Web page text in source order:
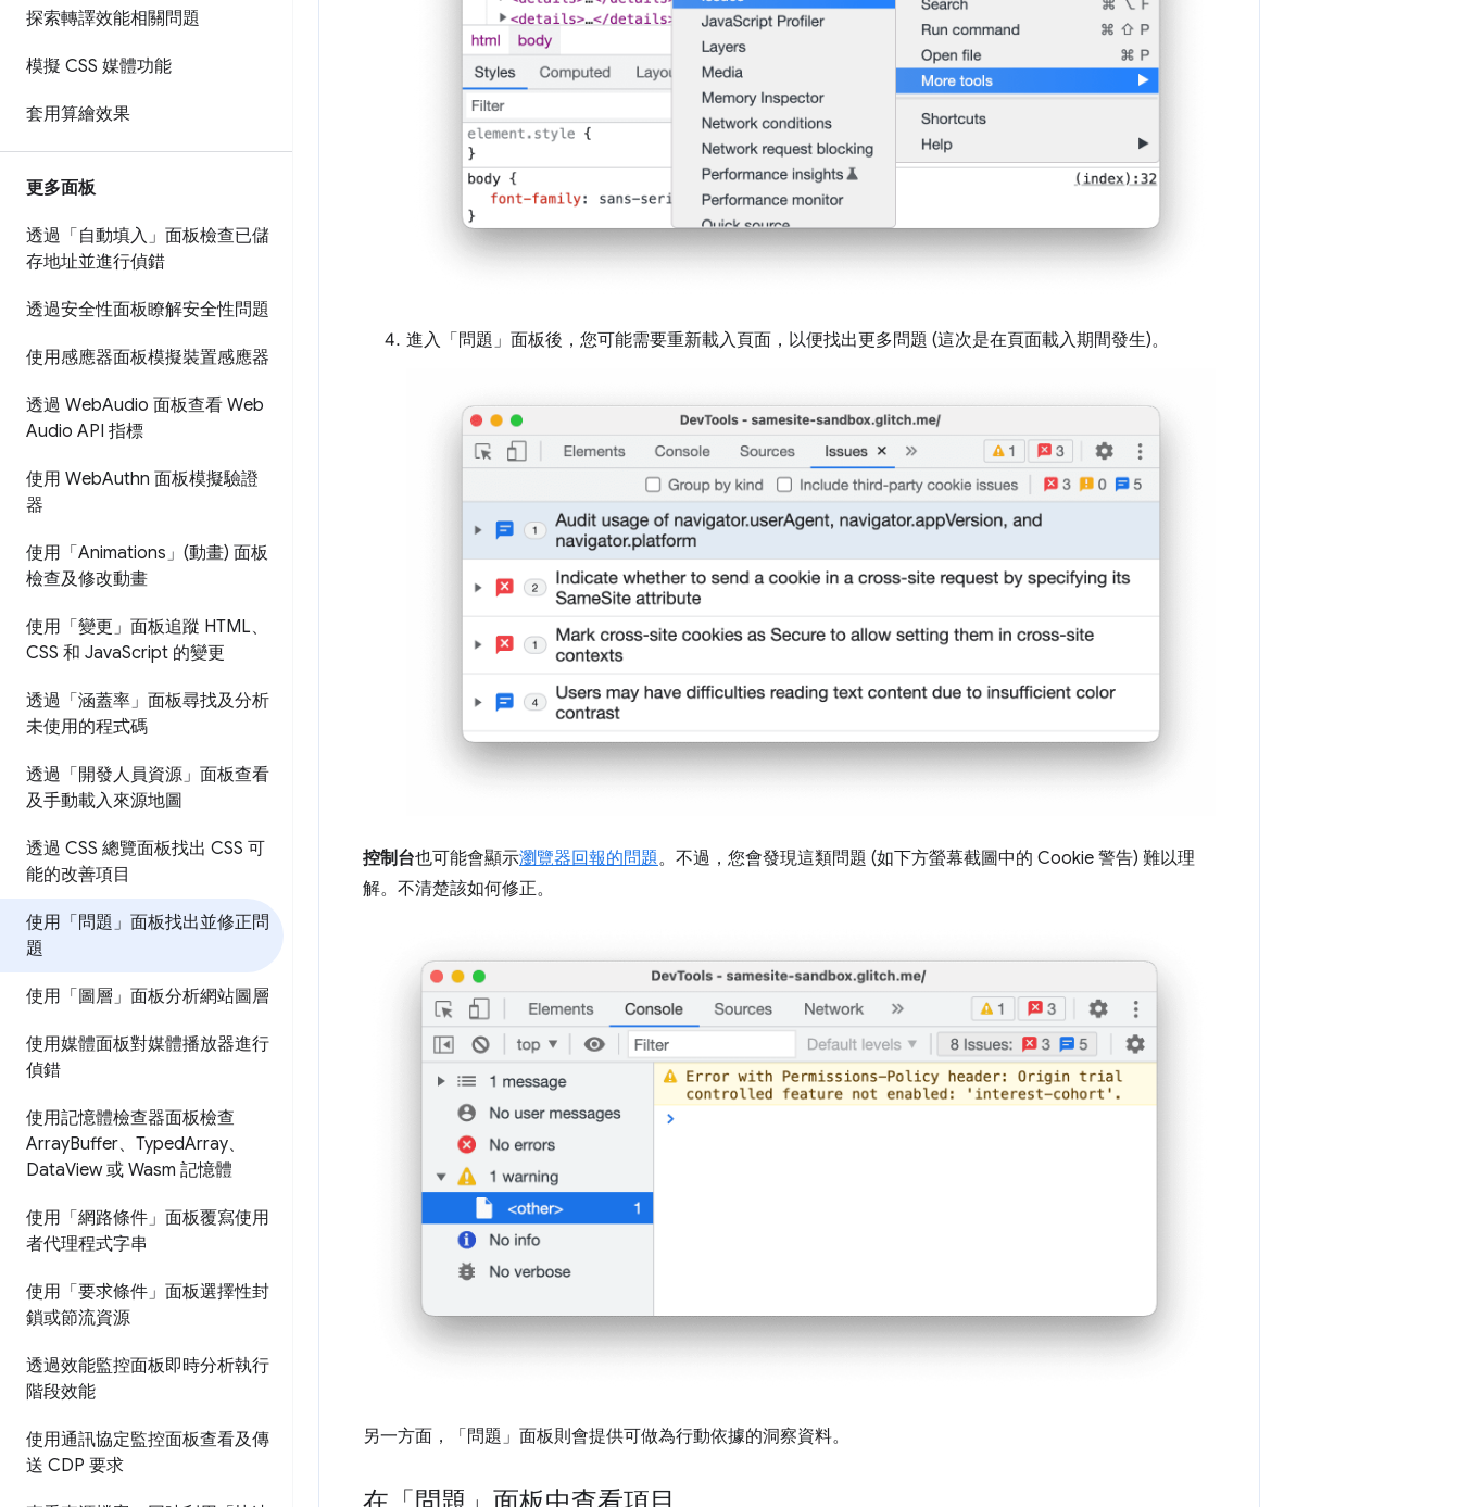
探索轉譯效能相關問題
模擬 CSS 媒體功能
套用算繪效果
更多面板
透過「自動填入」面板檢查已儲
存地址並進行偵錯
透過安全性面板瞭解安全性問題
使用感應器面板模擬裝置感應器
透過 WebAudio 面板查看 Web
Audio API 指標
使用 WebAuthn 面板模擬驗證
器
使用「Animations」(動畫) 面板
檢查及修改動畫
使用「變更」面板追蹤 HTML、
CSS 和 JavaScript 的變更
透過「涵蓋率」面板尋找及分析
未使用的程式碼
透過「開發人員資源」面板查看
及手動載入來源地圖
透過 CSS 總覽面板找出 CSS 可
能的改善項目
使用「問題」面板找出並修正問
題
使用「圖層」面板分析網站圖層
使用媒體面板對媒體播放器進行
偵錯
使用記憶體檢查器面板檢查
ArrayBuffer、TypedArray、
DataView 或 Wasm 記憶體
使用「網路條件」面板覆寫使用
者代理程式字串
使用「要求條件」面板選擇性封
鎖或節流資源
透過效能監控面板即時分析執行
階段效能
使用通訊協定監控面板查看及傳
送 CDP 要求
進入「問題」 面板後，您可能需要重新載入頁面，以便找出更多問題 (這次是在頁面載入期間發生)。
控制台也可能會顯示瀏覽器回報的問題。不過，您會發現這類問題 (如下方螢幕截圖中的 Cookie 警告) 難以理
解。不清楚該如何修正。
另一方面，「問題」 面板則會提供可做為行動依據的洞察資料。